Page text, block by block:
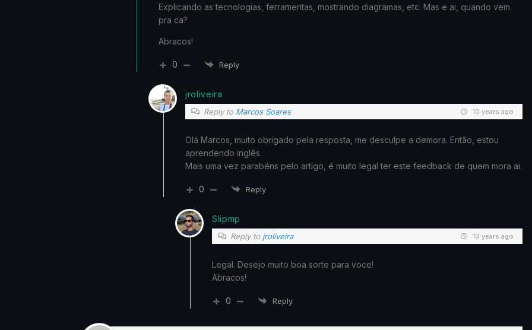
Explicando as tecnologias, ferramentas, mostrando diagramas, etc. Mas e ai, quando vem
pra ca?
Abracos!
0 Reply
jroliveira
Reply to Marcos Soares 10 years ago
Olá Marcos, muito obrigado pela resposta, me desculpe a demora. Então, estou
aprendendo inglês.
Mais uma vez parabéns pelo artigo, é muito legal ter este feedback de quem mora ai.
0 Reply
Slipmp
Reply to jroliveira 10 years ago
Legal. Desejo muito boa sorte para voce!
Abracos!
0 Reply